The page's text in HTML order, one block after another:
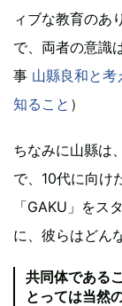
ィブな教育のあ
で、両者の意識
事 山縣良和と考
知ること ）
ちなみに山縣は
で、10代に向け
「GAKU」をス
に、彼らはどん
共同体である
とっては当然